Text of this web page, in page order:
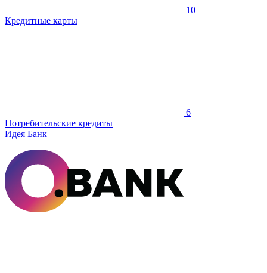
10
Кредитные карты
6
Потребительские кредиты
Идея Банк